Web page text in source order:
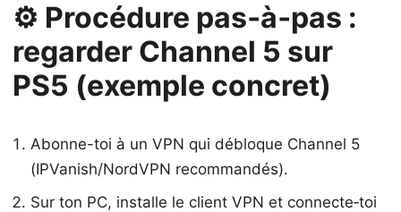
⚙️ Procédure pas‑à‑pas :
regarder Channel 5 sur
PS5 (exemple concret)
Abonne-toi à un VPN qui débloque Channel 5
(IPVanish/NordVPN recommandés).
Sur ton PC, installe le client VPN et connecte‑toi